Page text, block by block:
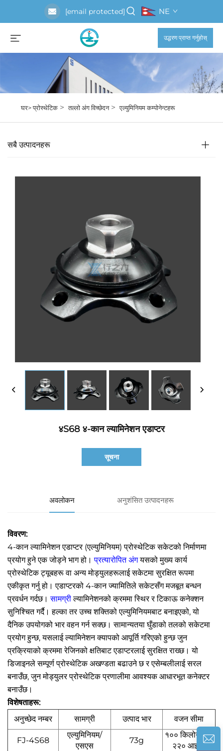
[email protected] NE
उद्धरण प्राप्त गर्नुहोस्
घर>प्रोस्थेटिक>तल्लो अंग विच्छेदन>एल्युमिनियम कम्पोनेन्टहरू
सबै उत्पादनहरू
४S68 ४-कान ल्यामिनेशन एडाप्टर
सूचना
अवलोकन अनुशंसित उत्पादनहरू
विवरण:
4-कान ल्यामिनेशन एडाप्टर (एल्युमिनियम) प्रोस्थेटिक सकेटको निर्माणमा
प्रयोग हुने एक जोड्ने भाग हो।प्रत्यारोपित अंगयसको मुख्य कार्य
प्रोस्थेटिक ट्यूबहरू वा अन्य मोड्युलहरूलाई सकेटमा सुरक्षित रूपमा
एकीकृत गर्नु हो। एडाप्टरको 4-कान ज्यामितिले सकेटसँग मजबूत बन्धन
प्रवर्धन गर्दछ।सामग्रील्यामिनेशनको क्रममा स्थिर र टिकाऊ कनेक्शन
सुनिश्चित गर्दै। हल्का तर उच्च शक्तिको एल्युमिनियमबाट बनाइएको, यो
दैनिक उपयोगको भार वहन गर्न सक्छ। सामान्यतया घुँडाको तलको सकेटमा
प्रयोग हुन्छ, यसलाई ल्यामिनेशन क्यापको आपूर्ति गरिएको हुन्छ जुन
प्रक्रियाको क्रममा रेजिनको क्षतिबाट एडाप्टरलाई सुरक्षित राख्छ। यो
डिजाइनले सम्पूर्ण प्रोस्थेटिक अखण्डता बढाउने छ र एसेम्बलीलाई सरल
बनाउँछ, जुन मोड्युलर प्रोस्थेटिक प्रणालीमा आवश्यक आधारभूत कनेक्टर
बनाउँछ।
विशेषताहरू:
अनुच्छेद नम्बर
सामग्री उत्पाद भार वजन सीमा
FJ-4S68
एल्युमिनियम/
एसएस
73g
१०० किलोग्राम /
२२० आइब्स